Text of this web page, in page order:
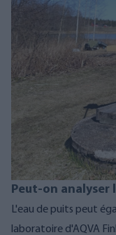
Peut-on analyser
L'eau de puits peut
laboratoire d'AQVA